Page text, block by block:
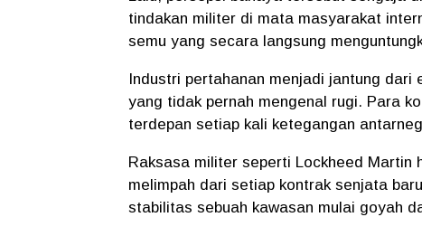
tindakan militer di mata masyarakat
semu yang secara langsung
​Industri pertahanan menjadi jantung
yang tidak pernah mengenal rugi. Para
terdepan setiap kali ketegangan
​Raksasa militer seperti Lockheed Martin
melimpah dari setiap kontrak senjata
stabilitas sebuah kawasan mulai goyah